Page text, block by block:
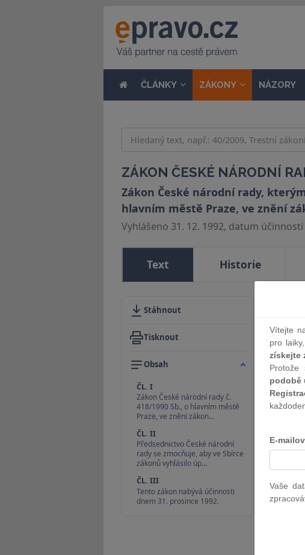
ČLÁNKY ZÁKONY NÁZORY
ZÁKON ČESKÉ NÁRODNÍ
Zákon České národní rady,
hlavním městě Praze, ve znění
Vyhlášeno 31. 12. 1992, datum
Text Historie
Stáhnout
Tisknout
Obsah
ČL. I
Zákon České národní rady č.
418/1990 Sb., o hlavním městě
Praze, ve znění zákon…
ČL. II
Předsednictvo České národní
rady se zmocňuje, aby ve Sbírce
zákonů vyhlásilo úp…
ČL. III
Tento zákon nabývá účinnosti
dnem 31. prosince 1992.
Vítejte
pro
získejte
podobě
E-
Vaše